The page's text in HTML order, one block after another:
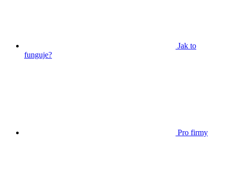
Jak to
funguje?
Pro firmy